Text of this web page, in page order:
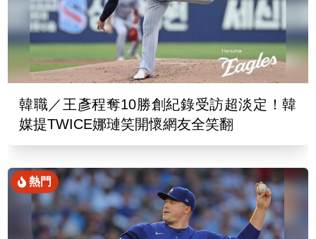
韓職／王彥程奪10勝創紀錄受訪超淡定！韓
媒提TWICE娜璉笑開懷網友全笑翻
熱門